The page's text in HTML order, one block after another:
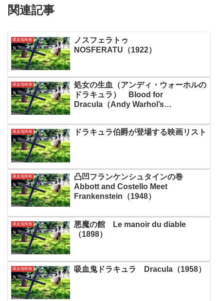
関連記事
吸血鬼映画
ノスフェラトゥ
NOSFERATU（1922）
吸血鬼映画
処女の生血（アンディ・ウォーホルの
ドラキュラ） Blood for
Dracula（Andy Warhol’s
吸血鬼映画 ドラキュラ伯爵が登場する映画リスト
吸血鬼映画
凸凹フランケンシュタインの巻
Abbott and Costello Meet
Frankenstein（1948）
吸血鬼映画
悪魔の館 Le manoir du diable
（1898）
吸血鬼映画 吸血鬼ドラキュラ Dracula（1958）